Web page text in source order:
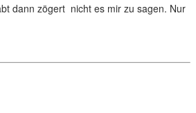
dann zögert nicht es mir zu sagen. Nur